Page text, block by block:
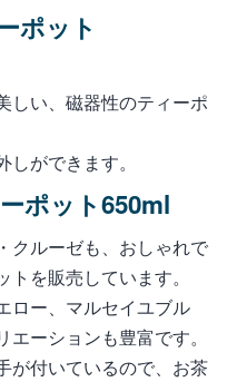
ポット
しい、磁器性のティーポ
ができます。
ポット650ml
クルーゼも、おしゃれで
を販売しています。
ロー、マルセイユブル
ーションも豊富です。
が付いているので、お茶